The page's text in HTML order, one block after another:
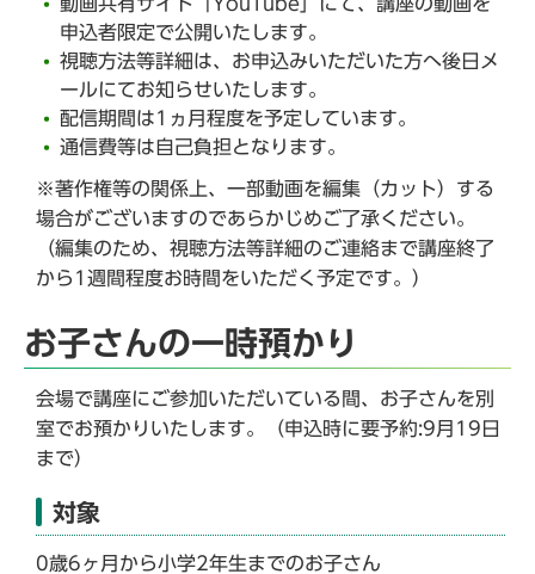
申込者限定で公開いたします。
視聴方法等詳細は、お申込みいただいた方へ後日メ
ールにてお知らせいたします。
配信期間は1ヵ月程度を予定しています。
通信費等は自己負担となります。
※著作権等の関係上、一部動画を編集（カット）する
場合がございますのであらかじめご了承ください。
（編集のため、視聴方法等詳細のご連絡まで講座終了
から1週間程度お時間をいただく予定です。）
お子さんの一時預かり
会場で講座にご参加いただいている間、お子さんを別
室でお預かりいたします。（申込時に要予約:9月19日
まで）
対象
0歳6ヶ月から小学2年生までのお子さん